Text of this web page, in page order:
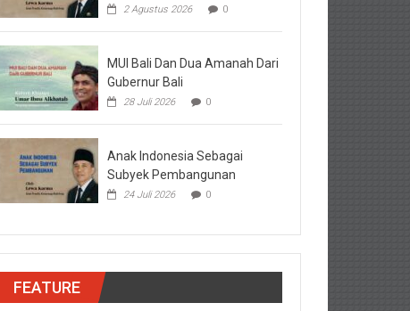
2 Agustus 2026 0
MUI Bali Dan Dua Amanah Dari
Gubernur Bali
28 Juli 2026 0
Anak Indonesia Sebagai
Subyek Pembangunan
24 Juli 2026 0
FEATURE